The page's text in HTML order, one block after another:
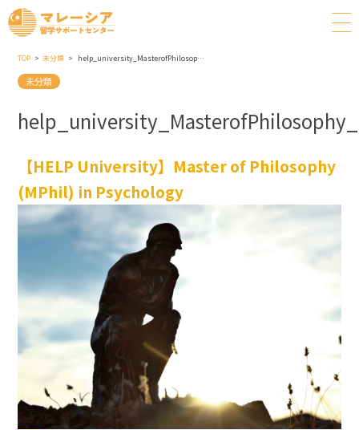
TOP 未分類 help_university_MasterofPhilosophy_MPhil_inPsychology
未分類
【HELP University】Master of Philosophy
(MPhil) in Psychology